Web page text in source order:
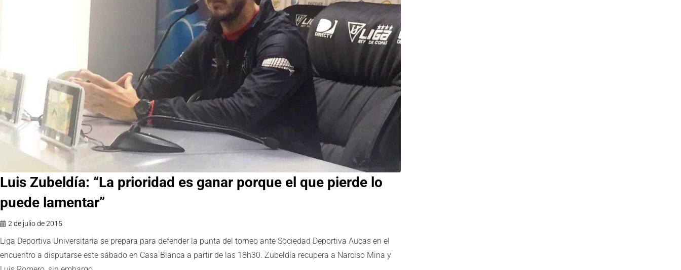
Luis Zubeldía: “La prioridad es ganar porque el que pierde lo
puede lamentar”
2 de julio de 2015
Liga Deportiva Universitaria se prepara para defender la punta del torneo ante Sociedad Deportiva Aucas en el
encuentro a disputarse este sábado en Casa Blanca a partir de las 18h30. Zubeldía recupera a Narciso Mina y